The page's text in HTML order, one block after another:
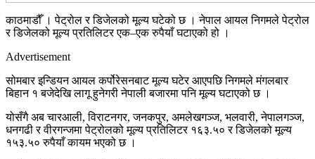
काठमाडौँ । पेट्रोल र डिजेलको मूल्य घटेको छ । नेपाल आयल निगमले पेट्रोल
र डिजेलको मूल्य प्रतिलिटर एक–एक रुपैयाँ घटाएको हो ।
Advertisement
सोमबार इन्डियन आयल कर्पोरेसनबाट मूल्य घटेर आएपछि निगमले मंगलबार
बिहान १ बजेदेखि लागू हुनेगरी नेपाली बजारमा पनि मूल्य घटाएको छ ।
योसँगै अब चारआली, विराटनगर, जनकपुर, अमलेखगञ्ज, भलवारी, नेपालगञ्ज,
धनगढी र वीरगन्जमा पेट्रोलको मूल्य प्रतिलिटर १६३.५० र डिजेलको मूल्य
१५३.५० रुपैयाँ कायम भएको छ ।